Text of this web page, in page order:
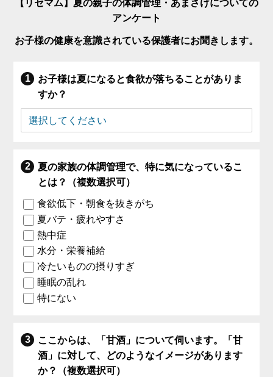
【リセマム】夏の親子の体調管理・あまさけについての
アンケート
お子様の健康を意識されている保護者にお聞きします。
お子様は夏になると食欲が落ちることがありま
すか？
夏の家族の体調管理で、特に気になっているこ
とは？（複数選択可）
食欲低下・朝食を抜きがち
夏バテ・疲れやすさ
熱中症
水分・栄養補給
冷たいものの摂りすぎ
睡眠の乱れ
特にない
ここからは、「甘酒」について伺います。「甘
酒」に対して、どのようなイメージがあります
か？（複数選択可）